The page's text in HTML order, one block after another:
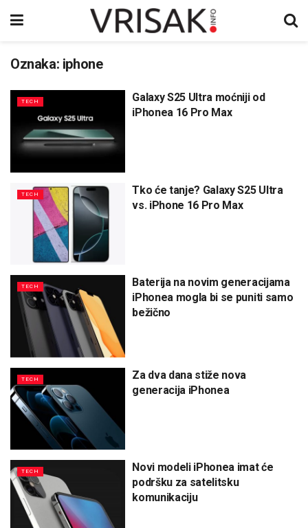
Oznaka: iphone
TECH
Galaxy S25 Ultra moćniji od
iPhonea 16 Pro Max
TECH
Tko će tanje? Galaxy S25 Ultra
vs. iPhone 16 Pro Max
TECH
Baterija na novim generacijama
iPhonea mogla bi se puniti samo
bežično
TECH
Za dva dana stiže nova
generacija iPhonea
TECH
Novi modeli iPhonea imat će
podršku za satelitsku
komunikaciju